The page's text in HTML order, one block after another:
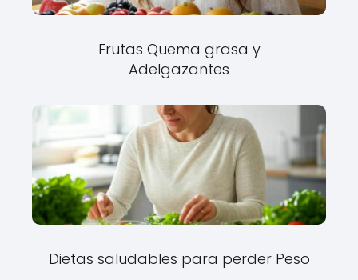
Frutas Quema grasa y
Adelgazantes
Dietas saludables para perder Peso